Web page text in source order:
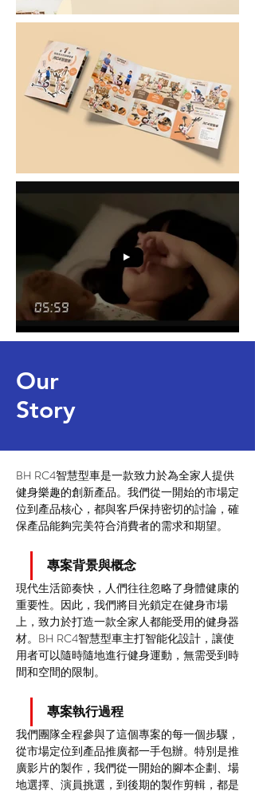
Our
Story
BH RC4智慧型車是一款致力於為全家人提供
健身樂趣的創新產品。我們從一開始的市場定
位到產品核心，都與客戶保持密切的討論，確
保產品能夠完美符合消費者的需求和期望。
專案背景與概念
現代生活節奏快，人們往往忽略了身體健康的
重要性。因此，我們將目光鎖定在健身市場
上，致力於打造一款全家人都能受用的健身器
材。BH RC4智慧型車主打智能化設計，讓使
用者可以隨時隨地進行健身運動，無需受到時
間和空間的限制。
專案執行過程
我們團隊全程參與了這個專案的每一個步驟，
從市場定位到產品推廣都一手包辦。特別是推
廣影片的製作，我們從一開始的腳本企劃、場
地選擇、演員挑選，到後期的製作剪輯，都是